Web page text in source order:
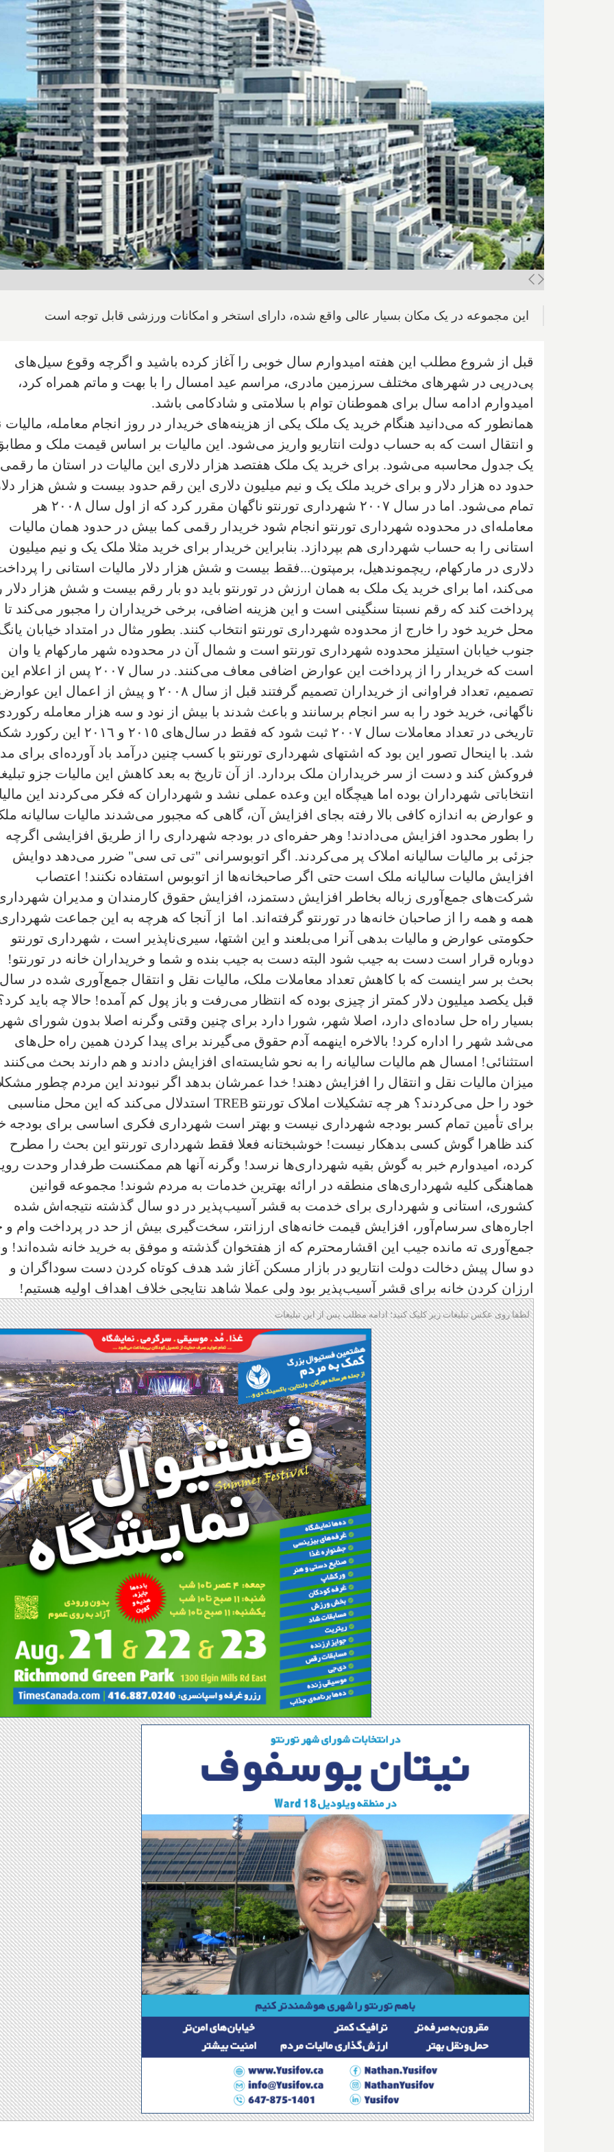
اين مجموعه در يک مکان بسيار عالى واقع شده‌، داراى استخر و امکانات ورزشى قابل توجه است
قبل از شروع مطلب اين هفته اميدوارم سال خوبى را آغاز کرده باشيد و اگرچه وقوع سيل‌هاى
پى‌در‌پى در شهر‌هاى مختلف سرزمين مادرى، مراسم عيد امسال را با بهت و ماتم همراه کرد،
اميدوارم ادامه سال براى هموطنان توام با سلامتى و شادکامى باشد.
همانطور که مى‌دانيد هنگام خريد يک ملک يکى از هزينه‌هاى خريدار در روز انجام معامله، ماليات
و انتقال است که به حساب دولت انتاريو واريز مى‌شود. اين ماليات بر اساس قيمت ملک و
يک جدول محاسبه مى‌شود. براى خريد يک ملک هفتصد هزار دلارى اين ماليات در استان ما رقمى
حدود ده هزار دلار و براى خريد ملک يک و نيم ميليون دلارى اين رقم حدود بيست و شش هزار
تمام مى‌شود. اما در سال ٢٠٠٧ شهردارى تورنتو ناگهان مقرر کرد که از اول سال ٢٠٠٨ هر
معامله‌اى در محدوده شهردارى تورنتو انجام شود خريدار رقمى کما بيش در حدود همان ماليات
استانى را به حساب شهردارى هم بپردازد. بنابراين خريدار براى خريد مثلا ملک يک و نيم ميليون
دلارى در مارکهام، ريچموندهيل، برمپتون...فقط بيست و شش هزار دلار ماليات استانى را
مى‌کند، اما براى خريد يک ملک به همان ارزش در تورنتو بايد دو بار رقم بيست و شش هزار دلار
پرداخت کند که رقم نسبتا سنگينى است و اين هزينه اضافى، برخى خريداران را مجبور مى‌کند تا
محل خريد خود را خارج از محدوده شهردارى تورنتو انتخاب کنند. بطور مثال در امتداد خيابان
جنوب خيابان استيلز محدوده شهردارى تورنتو است و شمال آن در محدوده شهر مارکهام يا وان
است که خريدار را از پرداخت اين عوارض اضافى معاف مى‌کنند. در سال ٢٠٠٧ پس از اعلام اين
تصميم، تعداد فراوانى از خريداران تصميم گرفتند قبل از سال ٢٠٠٨ و پيش از اعمال اين
ناگهانى‌، خريد خود را به سر انجام برسانند و باعث شدند با بيش از نود و سه هزار معامله
تاريخى در تعداد معاملات سال ٢٠٠٧ ثبت شود که فقط در سال‌هاى ٢٠١٥ و
شد. با اينحال تصور اين بود که اشتهاى شهردارى تورنتو با کسب چنين درآمد باد آورده‌اى براى
فروکش کند و دست از سر خريداران ملک بردارد. از آن تاريخ به بعد کاهش اين ماليات جزو
انتخاباتى شهرداران بوده اما هيچگاه اين وعده عملى نشد و شهرداران که فکر مى‌کردند اين
و عوارض به اندازه کافى بالا رفته بجاى افزايش آن، گاهى که مجبور مى‌شدند ماليات ساليانه
را بطور محدود افزايش مى‌دادند! وهر حفره‌اى در بودجه شهردارى را از طريق افزايشى اگرچه
جزئى بر ماليات ساليانه املاک پر مى‌کردند. اگر اتوبوسرانى "‌تى تى سى" ضرر مى‌دهد دوايش
افزايش ماليات ساليانه ملک است حتى اگر صاحبخانه‌ها از اتوبوس استفاده نکنند! اعتصاب
شرکت‌هاى جمع‌آورى زباله بخاطر افزايش دستمزد، افزايش حقوق کارمندان و مديران
همه و همه را از صاحبان خانه‌ها در تورنتو گرفته‌اند. اما از آنجا که هرچه به اين جماعت
حکومتى عوارض و ماليات بدهى آنرا مى‌بلعند و اين اشتها، سيرى‌ناپذير است ، شهردارى تورنتو
دوباره قرار است دست به جيب شود البته دست به جيب بنده و شما و خريداران خانه در تورنتو!
بحث بر سر اينست که با کاهش تعداد معاملات ملک‌، ماليات نقل و انتقال جمع‌آورى شده در سال
قبل يکصد ميليون دلار کمتر از چيزى بوده که انتظار مى‌رفت و باز پول کم آمده! حالا چه بايد
بسيار راه حل ساده‌اى دارد، اصلا شهر‌، شورا دارد براى چنين وقتى وگرنه اصلا بدون شوراى
مى‌شد شهر را اداره کرد! بالاخره اينهمه آدم حقوق مى‌گيرند براى پيدا کردن همين راه حل‌هاى
استثنائى! امسال هم ماليات ساليانه را به نحو شايسته‌اى افزايش دادند و هم دارند بحث
ميزان ماليات نقل و انتقال را افزايش دهند! خدا عمرشان بدهد اگر نبودند اين مردم چطور
خود را حل مى‌کردند؟ هر چه تشکيلات املاک تورنتو TREB استدلال مى‌کند که اين محل مناسبى
براى تأمين تمام کسر بودجه شهردارى نيست و بهتر است شهردارى فکرى اساسى براى بودجه
کند ظاهرا گوش کسى بدهکار نيست! خوشبختانه فعلا فقط شهردارى تورنتو اين بحث را مطرح
کرده، اميدوارم خبر به گوش بقيه شهردارى‌ها نرسد! وگرنه آنها هم ممکنست طرفدار وحدت
هماهنگى کليه شهردارى‌هاى منطقه در ارائه بهترين خدمات به مردم شوند! مجموعه قوانين
کشورى، استانى و شهردارى براى خدمت به قشر آسيب‌پذير در دو سال گذشته نتيجه‌اش شده
اجاره‌هاى سرسام‌آور، افزايش قيمت خانه‌هاى ارزانتر، سخت‌گيرى بيش از حد در پرداخت وام و
جمع‌آورى ته مانده جيب اين اقشارمحترم که از هفتخوان گذشته و موفق به خريد خانه شده‌اند!
دو سال پيش دخالت دولت انتاريو در بازار مسکن آغاز شد هدف کوتاه کردن دست سوداگران و
ارزان کردن خانه براى قشر آسيب‌پذير بود ولى عملا شاهد نتايجى خلاف اهداف اوليه هستيم!
لطفا روی عکس تبلیغات زیر کلیک کنید؛ ادامه مطلب پس از این تبلیغات